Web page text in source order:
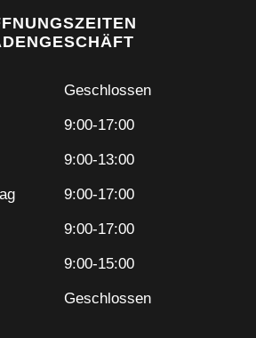
Geschlossen
9:00-17:00
9:00-13:00
9:00-17:00
9:00-17:00
9:00-15:00
Geschlossen